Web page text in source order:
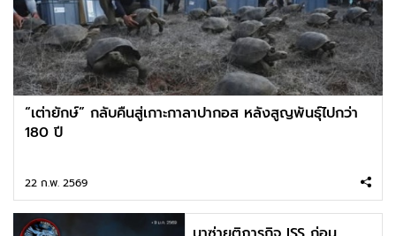
“เต่ายักษ์” กลับคืนสู่เกาะกาลาปากอส หลังสูญพันธุ์ไปกว่า
180 ปี
22 ก.พ. 2569